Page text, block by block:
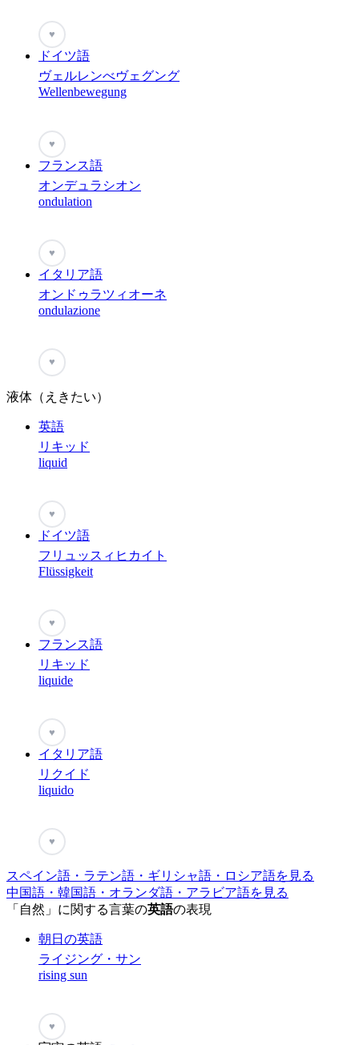
♥
ドイツ語
ヴェルレンべヴェグング
Wellenbewegung
♥
フランス語
オンデュラシオン
ondulation
♥
イタリア語
オンドゥラツィオーネ
ondulazione
♥
液体（えきたい）
英語
リキッド
liquid
♥
ドイツ語
フリュッスィヒカイト
Flüssigkeit
♥
フランス語
リキッド
liquide
♥
イタリア語
リクイド
liquido
♥
スペイン語・ラテン語・ギリシャ語・ロシア語を見る
中国語・韓国語・オランダ語・アラビア語を見る
「自然」に関する言葉の英語の表現
朝日の英語
ライジング・サン
rising sun
♥